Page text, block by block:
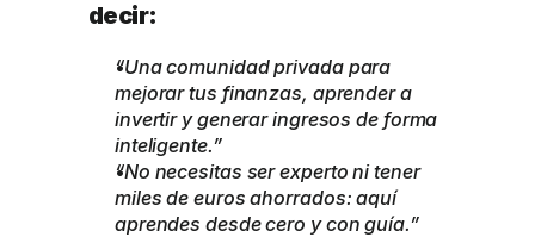
decir:
“Una comunidad privada para
mejorar tus finanzas, aprender a
invertir y generar ingresos de forma
inteligente.”
“No necesitas ser experto ni tener
miles de euros ahorrados: aquí
aprendes desde cero y con guía.”